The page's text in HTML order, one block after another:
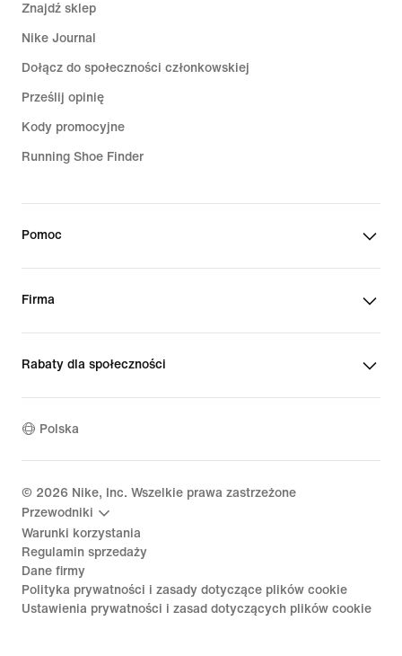
Znajdź sklep
Nike Journal
Dołącz do społeczności członkowskiej
Prześlij opinię
Kody promocyjne
Running Shoe Finder
Pomoc
Firma
Rabaty dla społeczności
Polska
© 2026 Nike, Inc. Wszelkie prawa zastrzeżone
Przewodniki
Warunki korzystania
Regulamin sprzedaży
Dane firmy
Polityka prywatności i zasady dotyczące plików cookie
Ustawienia prywatności i zasad dotyczących plików cookie